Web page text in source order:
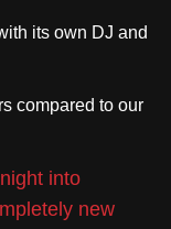
its own DJ and
compared to our
into
new